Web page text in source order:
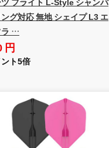
グ対応 無地 シェイプ L3 エ
ラ …
円
ト5倍